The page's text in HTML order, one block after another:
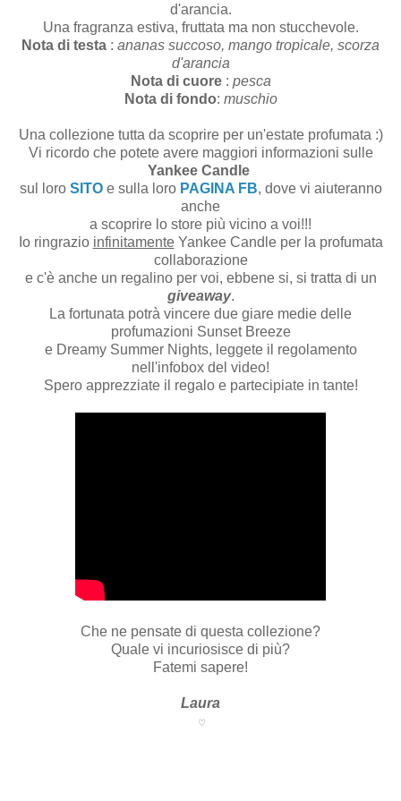
d'arancia.
Una fragranza estiva, fruttata ma non stucchevole.
Nota di testa : ananas succoso, mango tropicale, scorza
d'arancia
Nota di cuore: pesca
Nota di fondo: muschio
Una collezione tutta da scoprire per un'estate profumata :)
Vi ricordo che potete avere maggiori informazioni sulle
Yankee Candle
sul loro SITOe sulla loro PAGINA FB, dove vi aiuteranno
anche
a scoprire lo store più vicino a voi!!!
Io ringrazio infinitamenteYankee Candle per la profumata
collaborazione
e c'è anche un regalino per voi, ebbene si, si tratta di un
giveaway.
La fortunata potrà vincere due giare medie delle
profumazioni Sunset Breeze
e Dreamy Summer Nights, leggete il regolamento
nell'infobox del video!
Spero apprezziate il regalo e partecipiate in tante!
Che ne pensate di questa collezione?
Quale vi incuriosisce di più?
Fatemi sapere!
Laura
♡